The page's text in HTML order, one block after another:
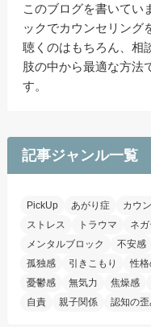
このブログを書いてい
ックでカウンセリング
聴くのはもちろん、相
肢の中から最適な方法
す。
記事ジャンル一覧
PickUp あがり症 カウ
ストレス
トラウマ ネ
メンタルブロック
不安感
孤独感
引きこもり 性
憂鬱感
無気力 焦燥感
自責
親子関係 認知の